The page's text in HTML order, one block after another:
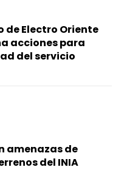
de Electro Oriente
acciones para
del servicio
amenazas de
del INIA